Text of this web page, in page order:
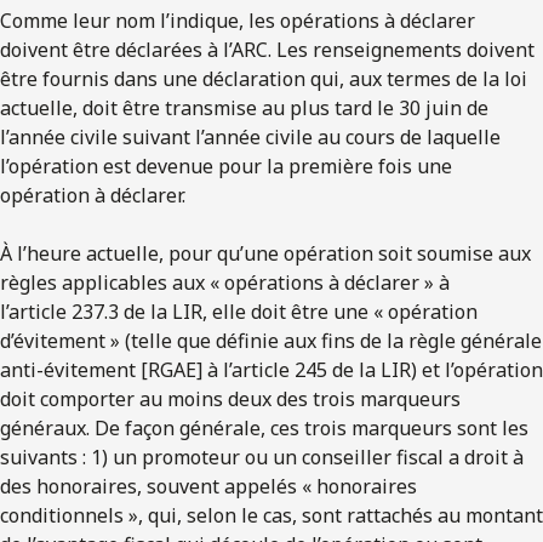
Comme leur nom l’indique, les opérations à déclarer
doivent être déclarées à l’ARC. Les renseignements doivent
être fournis dans une déclaration qui, aux termes de la loi
actuelle, doit être transmise au plus tard le 30 juin de
l’année civile suivant l’année civile au cours de laquelle
l’opération est devenue pour la première fois une
opération à déclarer.
À l’heure actuelle, pour qu’une opération soit soumise aux
règles applicables aux « opérations à déclarer » à
l’article 237.3 de la LIR, elle doit être une « opération
d’évitement » (telle que définie aux fins de la règle générale
anti-évitement [RGAE] à l’article 245 de la LIR) et l’opération
doit comporter au moins deux des trois marqueurs
généraux. De façon générale, ces trois marqueurs sont les
suivants : 1) un promoteur ou un conseiller fiscal a droit à
des honoraires, souvent appelés « honoraires
conditionnels », qui, selon le cas, sont rattachés au montant